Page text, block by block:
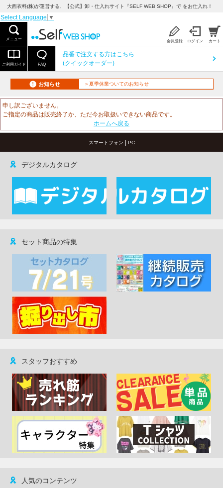
大西衣料(株)が運営する、【公式】卸・仕入れサイト『SELF WEB SHOP』で をお仕入れ！
Select Language ▼
メニュー 会員登録 ログイン カート
ご利用ガイド FAQ
品番で注文する方はこちら
(クイックオーダー)
お知らせ ＞夏季休業ついてのお知らせ
申し訳ございません。
ご指定の商品は販売終了か、ただ今お取扱いできない商品です。
ホームへ戻る
スマートフォン | PC
デジタルカタログ
セット商品の特集
スタッフおすすめ
人気のコンテンツ